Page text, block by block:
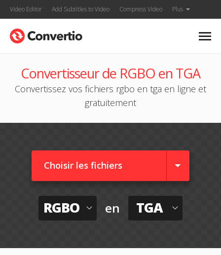
Video Editor Add Subtitles to Video Compress Video Plus
Convertisseur de RGBO en TGA
Convertissez vos fichiers rgbo en tga en ligne et
gratuitement
Choisir les fichiers
RGBO en TGA